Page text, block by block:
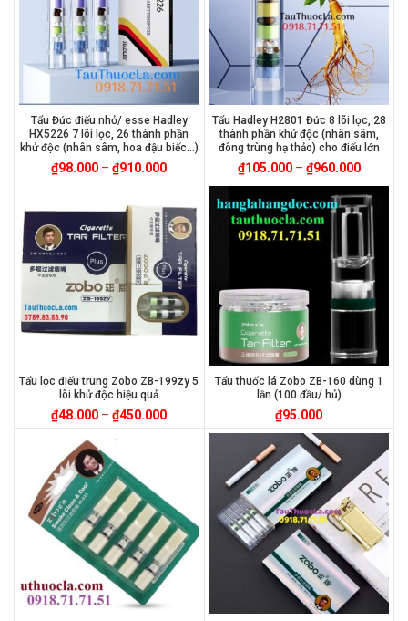
Tẩu Đức điếu nhỏ/ esse Hadley
HX5226 7 lõi lọc, 26 thành phần
khử độc (nhân sâm, hoa đậu biếc…)
₫98.000 –₫910.000
Tẩu Hadley H2801 Đức 8 lõi lọc, 28
thành phần khử độc (nhân sâm,
đông trùng hạ thảo) cho điếu lớn
₫105.000– ₫960.000
Tẩu lọc điếu trung Zobo ZB-199zy 5
lõi khử độc hiệu quả
₫48.000 –₫450.000
Tẩu thuốc lá Zobo ZB-160 dùng 1
lần (100 đầu/ hủ)
₫95.000